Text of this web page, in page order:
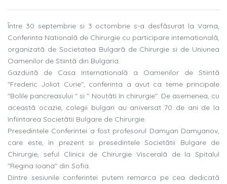
Între 30 septembrie si 3 octombrie s-a desfãsurat la Varna,
Conferinta Nationalã de Chirurgie cu participare internationalã,
organizatã de Societatea Bulgarã de Chirurgie si de Uniunea
Oamenilor de Stiintã din Bulgaria.
Gazduitã de Casa Internationalã a Oamenilor de Stiintã
"Frederic Joliot Curie", conferinta a avut ca teme principale
"Bolile pancreasului " si " Noutãti în chirurgie". De asemenea, cu
aceastã ocazie, colegii bulgari au aniversat 70 de ani de la
înfiintarea Societãtii Bulgare de Chirurgie.
Presedintele Conferintei a fost profesorul Damyan Damyanov,
care este, în prezent si presedintele Societãtii Bulgare de
Chirurgie, seful Clinicii de Chirurgie Visceralã de la Spitalul
"Regina Ioana" din Sofia.
Dintre sesiunile conferintei putem remarca pe cea dedicatã